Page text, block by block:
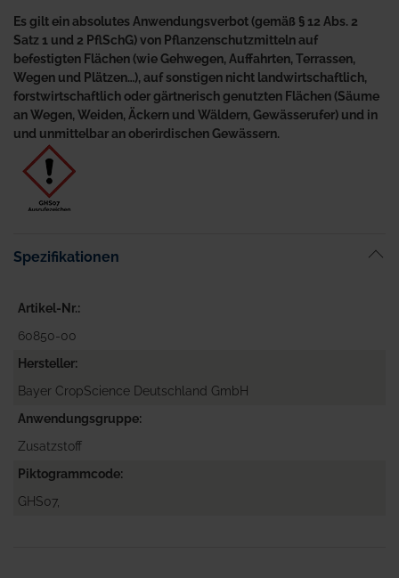
Es gilt ein absolutes Anwendungsverbot (gemäß § 12 Abs. 2
Satz 1 und 2 PflSchG) von Pflanzenschutzmitteln auf
befestigten Flächen (wie Gehwegen, Auffahrten, Terrassen,
Wegen und Plätzen…), auf sonstigen nicht landwirtschaftlich,
forstwirtschaftlich oder gärtnerisch genutzten Flächen (Säume
an Wegen, Weiden, Äckern und Wäldern, Gewässerufer) und in
und unmittelbar an oberirdischen Gewässern.
Spezifikationen
Artikel-Nr.
60850-00
Hersteller
Bayer CropScience Deutschland GmbH
Anwendungsgruppe
Zusatzstoff
Piktogrammcode
GHS07,